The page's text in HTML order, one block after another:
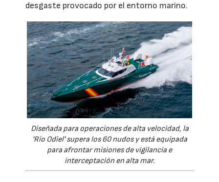
desgaste provocado por el entorno marino.
Diseñada para operaciones de alta velocidad, la
'Río Odiel' supera los 60 nudos y está equipada
para afrontar misiones de vigilancia e
interceptación en alta mar.